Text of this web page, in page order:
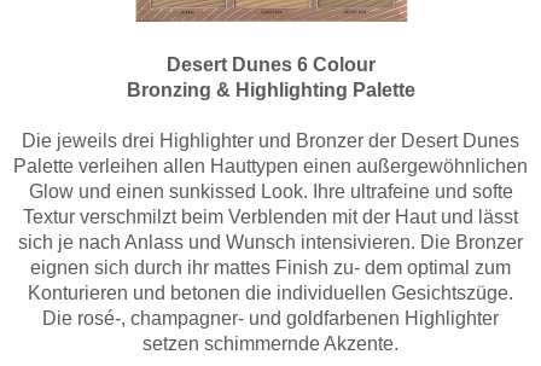
Desert Dunes 6 Colour
Bronzing & Highlighting Palette
Die jeweils drei Highlighter und Bronzer der Desert Dunes
Palette verleihen allen Hauttypen einen außergewöhnlichen
Glow und einen sunkissed Look. Ihre ultrafeine und softe
Textur verschmilzt beim Verblenden mit der Haut und lässt
sich je nach Anlass und Wunsch intensivieren. Die Bronzer
eignen sich durch ihr mattes Finish zu- dem optimal zum
Konturieren und betonen die individuellen Gesichtszüge.
Die rosé-, champagner- und goldfarbenen Highlighter
setzen schimmernde Akzente.